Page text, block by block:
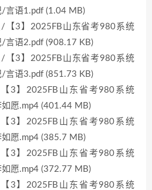
言语1.pdf (1.04 MB)
3】2025FB山东省考980系统
言语2.pdf (908.17 KB)
3】2025FB山东省考980系统
言语3.pdf (851.73 KB)
3】2025FB山东省考980系统
愿.mp4 (401.44 MB)
3】2025FB山东省考980系统
愿.mp4 (385.7 MB)
3】2025FB山东省考980系统
愿.mp4 (372.77 MB)
3】2025FB山东省考980系统